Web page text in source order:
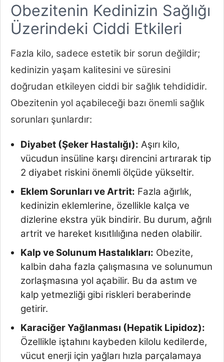
Obezitenin Kedinizin Sağlığı
Üzerindeki Ciddi Etkileri
Fazla kilo, sadece estetik bir sorun değildir;
kedinizin yaşam kalitesini ve süresini
doğrudan etkileyen ciddi bir sağlık tehdididir.
Obezitenin yol açabileceği bazı önemli sağlık
sorunları şunlardır:
Diyabet (Şeker Hastalığı): Aşırı kilo,
vücudun insüline karşı direncini artırarak tip
2 diyabet riskini önemli ölçüde yükseltir.
Eklem Sorunları ve Artrit: Fazla ağırlık,
kedinizin eklemlerine, özellikle kalça ve
dizlerine ekstra yük bindirir. Bu durum, ağrılı
artrit ve hareket kısıtlılığına neden olabilir.
Kalp ve Solunum Hastalıkları: Obezite,
kalbin daha fazla çalışmasına ve solunumun
zorlaşmasına yol açabilir. Bu da astım ve
kalp yetmezliği gibi riskleri beraberinde
getirir.
Karaciğer Yağlanması (Hepatik Lipidoz):
Özellikle iştahını kaybeden kilolu kedilerde,
vücut enerji için yağları hızla parçalamaya